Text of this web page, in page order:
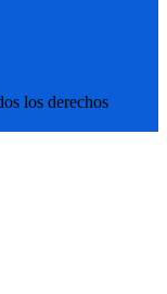
los derechos